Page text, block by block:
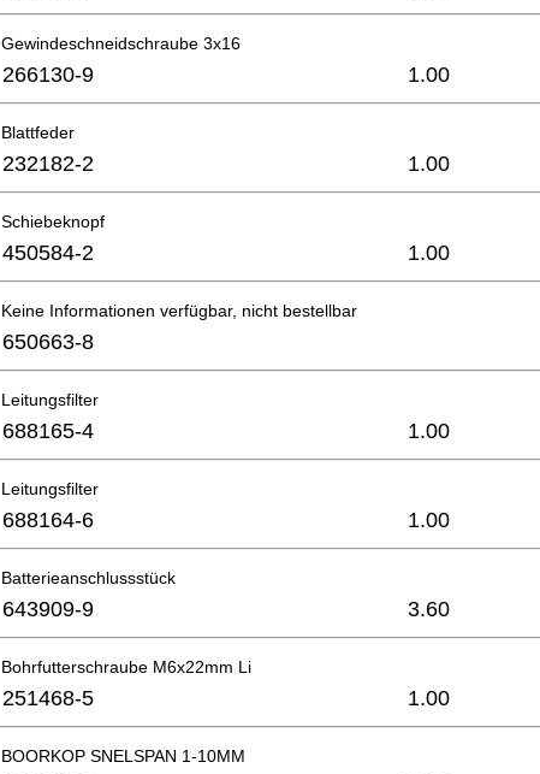
Gewindeschneidschraube 3x16
266130-9 1.00
Blattfeder
232182-2 1.00
Schiebeknopf
450584-2 1.00
Keine Informationen verfügbar, nicht bestellbar
650663-8
Leitungsfilter
688165-4 1.00
Leitungsfilter
688164-6 1.00
Batterieanschlussstück
643909-9 3.60
Bohrfutterschraube M6x22mm Li
251468-5 1.00
BOORKOP SNELSPAN 1-10MM